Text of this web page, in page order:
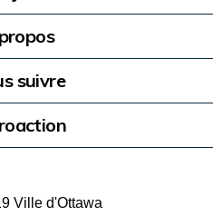
suivre
Ville d'Ottawa